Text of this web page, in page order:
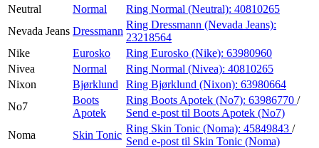
Neutral
Normal Ring Normal (Neutral): 40810265
Nevada Jeans Dressmann
Ring Dressmann (Nevada Jeans):
23218564
Nike
Eurosko Ring Eurosko (Nike): 63980960
Nivea
Normal Ring Normal (Nivea): 40810265
Nixon
Bjørklund Ring Bjørklund (Nixon): 63980664
No7
Boots
Apotek
Ring Boots Apotek (No7): 63986770 /
Send e-post til Boots Apotek (No7)
Noma
Skin Tonic
Ring Skin Tonic (Noma): 45849843 /
Send e-post til Skin Tonic (Noma)